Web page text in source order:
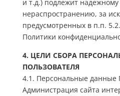
и т.д.) подлежит
нераспространению, за
предусмотренных в п.п.
Политики
4. ЦЕЛИ СБОРА
ПОЛЬЗОВАТЕЛЯ
4.1. Персональные данные
Администрация сайта